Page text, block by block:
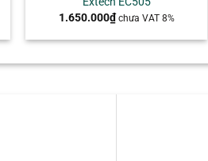
1.650.000₫ chưa VAT 8%